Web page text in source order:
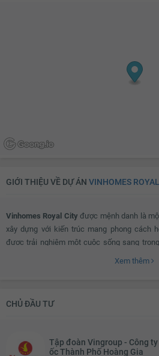
GIỚI THIỆU VỀ DỰ ÁN VINHOMES
Vinhomes Royal Cityđược mệnh danh là
xây dựng với kiến trúc mang phong cách
được trải nghiệm một cuộc sống sang
Vinhomes Royal City ở
Xem thêm
CHỦ ĐẦU TƯ
Tập đoàn Vingroup - Công
ốc Thành Phố Hoàng Gia